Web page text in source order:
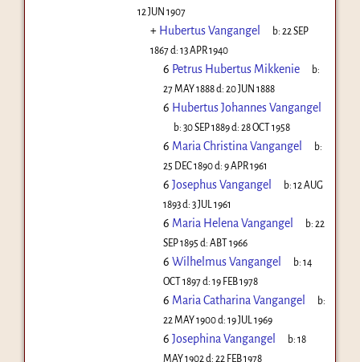
12 JUN 1907
+ Hubertus Vangangel b:22 SEP
1867d: 13 APR 1940
6 Petrus Hubertus Mikkenie
b:
27 MAY 1888d: 20 JUN 1888
6 Hubertus Johannes Vangangel
b:30 SEP 1889d:28 OCT 1958
6 Maria Christina Vangangel
b:
25 DEC 1890d: 9 APR 1961
6 Josephus Vangangel b:12 AUG
1893d: 3 JUL 1961
6 Maria Helena Vangangel b:22
SEP 1895 d: ABT 1966
6 Wilhelmus Vangangel b:14
OCT 1897d: 19 FEB 1978
6 Maria Catharina Vangangel
b:
22 MAY 1900d: 19 JUL 1969
6 Josephina Vangangel b:18
MAY 1902 d: 22 FEB 1978